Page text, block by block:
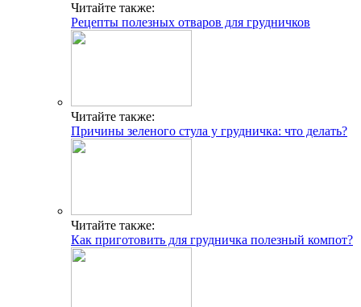
Читайте также:
Рецепты полезных отваров для грудничков
Читайте также:
Причины зеленого стула у грудничка: что делать?
Читайте также:
Как приготовить для грудничка полезный компот?